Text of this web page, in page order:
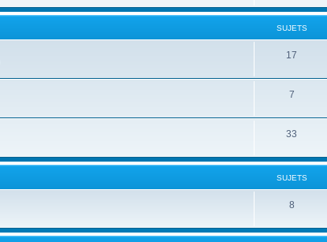
SUJETS
17
7
33
SUJETS
8